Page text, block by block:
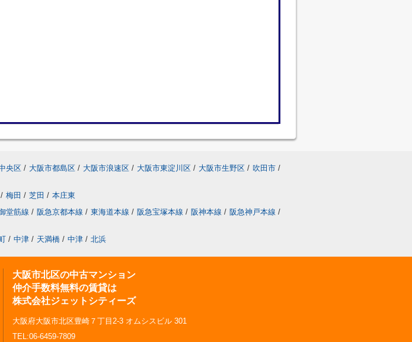
央区 / 大阪市都島区 / 大阪市浪速区 / 大阪市東淀川区 / 大阪市生野区 / 吹田市 /
/ 梅田 / 芝田 / 本庄東
堂筋線 / 阪急京都本線 / 東海道本線 / 阪急宝塚本線 / 阪神本線 / 阪急神戸本線 /
/ 中津 / 天満橋 / 中津 / 北浜
大阪市北区の中古マンション
仲介手数料無料の賃貸は
株式会社ジェットシティーズ
大阪府大阪市北区豊崎７丁目2-3 オムシスビル 301
TEL:06-6459-7809